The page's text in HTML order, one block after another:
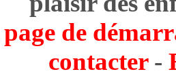
de
contacter-